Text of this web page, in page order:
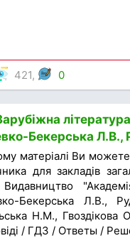
421, 0
Бекерська Л.В.,
матеріалі Ви
для закладів
Видавництво
Бекерська Л.В.,
Н.М.,
/ ГДЗ / Ответы /